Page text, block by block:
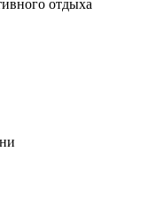
отдыха